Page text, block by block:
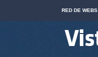
RED DE WEBS